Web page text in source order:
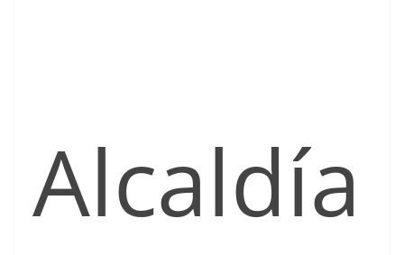
Alcaldía